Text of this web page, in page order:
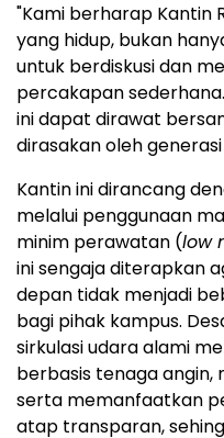
"Kami berharap Kantin
yang hidup, bukan
untuk berdiskusi dan
percakapan
ini dapat dirawat
dirasakan oleh
Kantin ini dirancang
melalui penggunaan
minim perawatan (low
ini sengaja diterapkan
depan tidak menjadi
bagi pihak kampus.
sirkulasi udara alami
berbasis tenaga
serta memanfaatkan
atap transparan,